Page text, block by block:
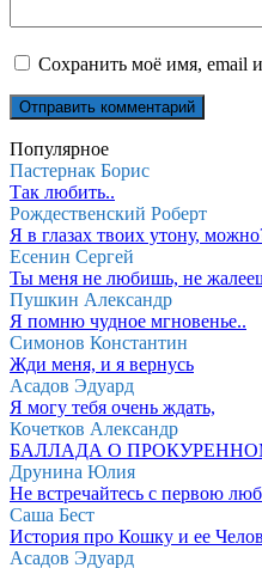
Сохранить моё имя, email
Популярное
Пастернак Борис
Так любить..
Рождественский Роберт
Я в глазах твоих утону,
Есенин Сергей
Ты меня не любишь, не
Пушкин Александр
Я помню чудное мгновенье..
Симонов Константин
Жди меня, и я вернусь
Асадов Эдуард
Я могу тебя очень ждать,
Кочетков Александр
БАЛЛАДА О
Друнина Юлия
Не встречайтесь с первою
Саша Бест
История про Кошку и ее
Асадов Эдуард